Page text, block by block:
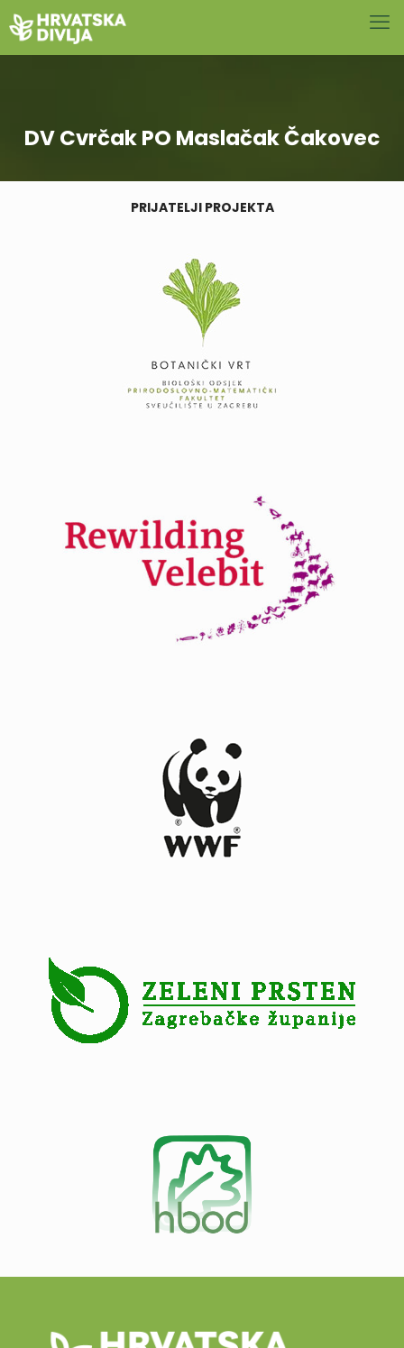
DV Cvrčak PO Maslačak Čakovec
PRIJATELJI PROJEKTA